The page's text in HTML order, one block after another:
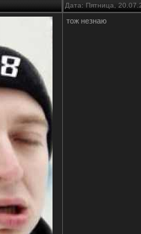
Дата: Пятница,
тож незнаю